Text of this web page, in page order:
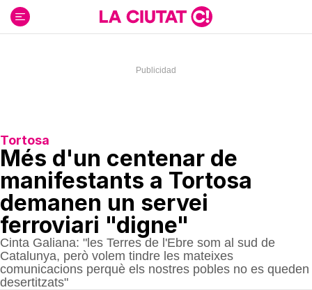
contenido
Tortosa
Més d'un centenar de
manifestants a Tortosa
demanen un servei
ferroviari "digne"
Cinta Galiana: "les Terres de l'Ebre som al sud de
Catalunya, però volem tindre les mateixes
comunicacions perquè els nostres pobles no es queden
desertitzats"